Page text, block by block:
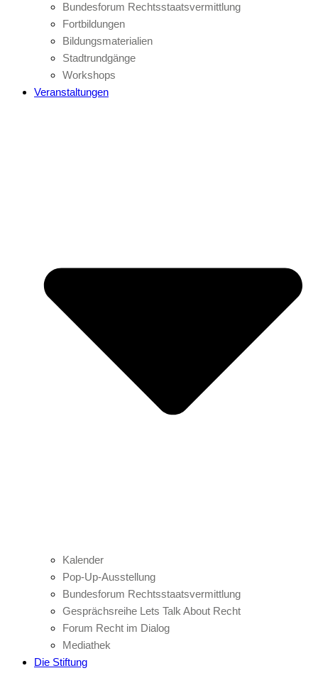
Bundesforum Rechtsstaatsvermittlung
Fortbildungen
Bildungsmaterialien
Stadtrundgänge
Workshops
Veranstaltungen
Kalender
Pop-Up-Ausstellung
Bundesforum Rechtsstaatsvermittlung
Gesprächsreihe Lets Talk About Recht
Forum Recht im Dialog
Mediathek
Die Stiftung